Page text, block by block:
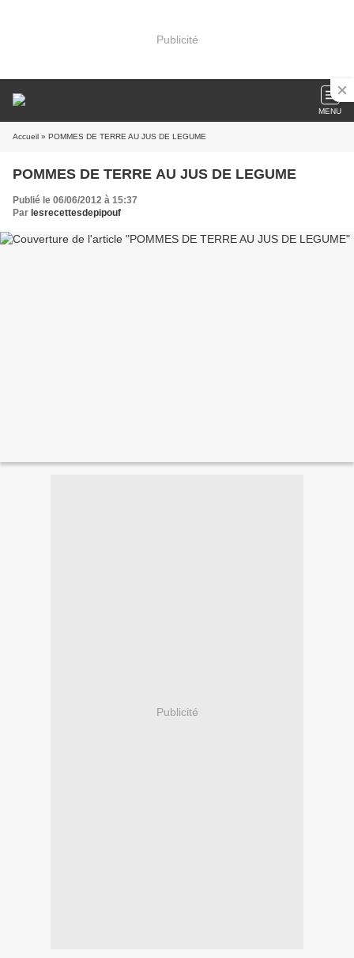
Publicité
MENU
Accueil » POMMES DE TERRE AU JUS DE LEGUME
POMMES DE TERRE AU JUS DE LEGUME
Publié le 06/06/2012 à 15:37
Par lesrecettesdepipouf
Publicité